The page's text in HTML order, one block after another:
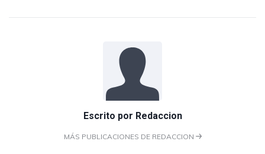
Escrito por Redaccion
MÁS PUBLICACIONES DE REDACCION